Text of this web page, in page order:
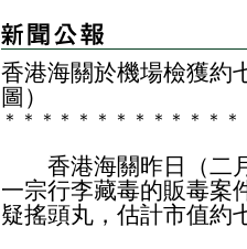
香港海關於機場檢獲約
圖）
＊ ＊ ＊ ＊ ＊ ＊ ＊ ＊ ＊ ＊ ＊ ＊ ＊
香港海關昨日（二月
一宗行李藏毒的販毒案
疑搖頭丸，估計市值約